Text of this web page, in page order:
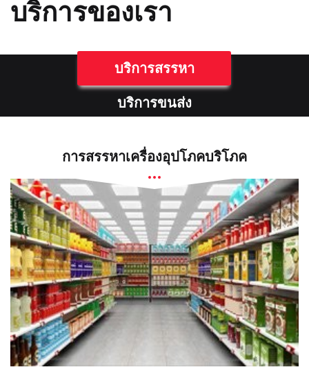
บริการของเรา
บริการสรรหา
บริการขนส่ง
การสรรหาเครื่องอุปโภคบริโภค